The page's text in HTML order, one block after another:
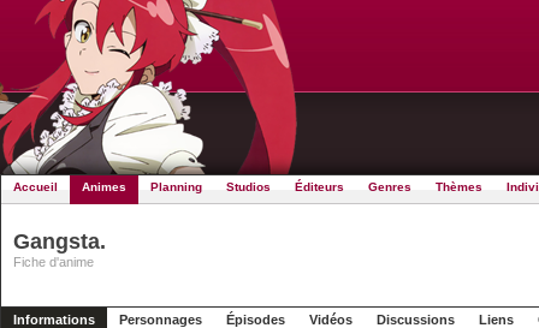
Accueil Animes Planning Studios Éditeurs Genres Thèmes
Gangsta.
Fiche d'anime
Informations Personnages Épisodes Vidéos Discussions Liens